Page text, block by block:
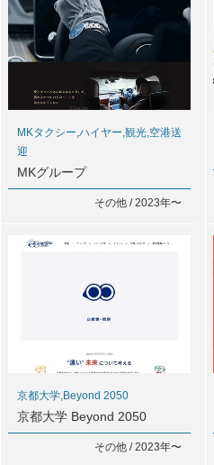
MKタクシー,ハイヤー,観光,空港送
迎
MKグループ
その他 / 2023年〜
京都大学,Beyond 2050
京都大学 Beyond 2050
その他 / 2023年〜